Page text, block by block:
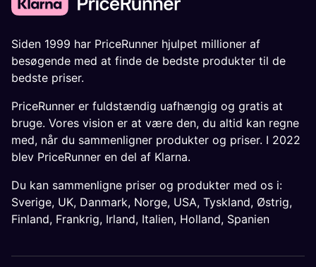
Siden 1999 har PriceRunner hjulpet millioner af
besøgende med at finde de bedste produkter til de
bedste priser.
PriceRunner er fuldstændig uafhængig og gratis at
bruge. Vores vision er at være den, du altid kan regne
med, når du sammenligner produkter og priser. I 2022
blev PriceRunner en del af Klarna.
Du kan sammenligne priser og produkter med os i:
Sverige, UK, Danmark, Norge, USA, Tyskland, Østrig,
Finland, Frankrig, Irland, Italien, Holland, Spanien